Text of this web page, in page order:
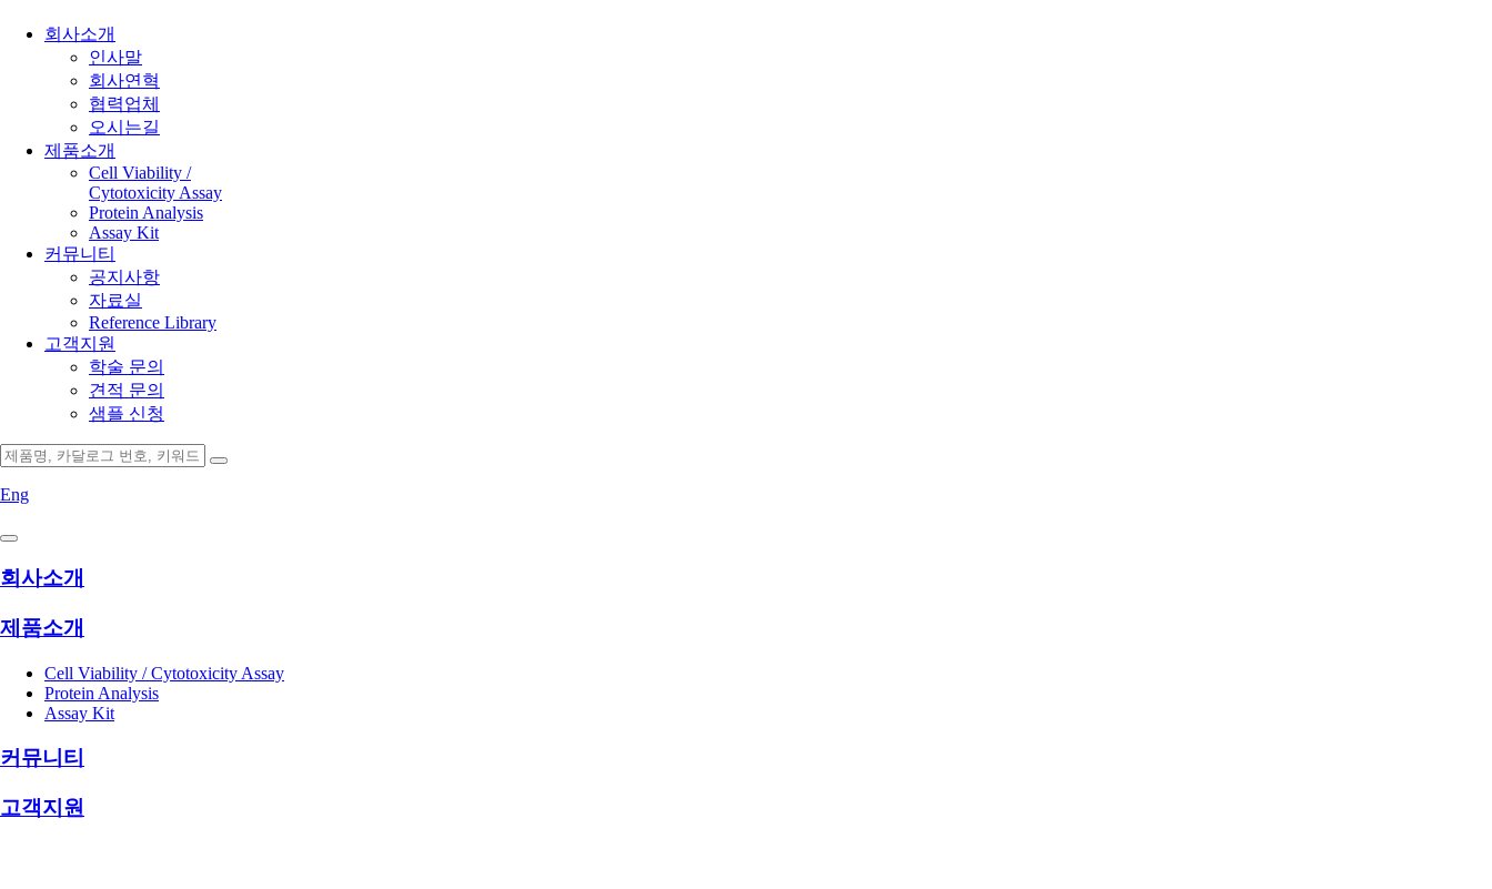
회사소개
인사말
회사연혁
협력업체
오시는길
제품소개
Cell Viability /
Cytotoxicity Assay
Protein Analysis
Assay Kit
커뮤니티
공지사항
자료실
Reference Library
고객지원
학술 문의
견적 문의
샘플 신청
Eng
회사소개
제품소개
Cell Viability /Cytotoxicity Assay
Protein Analysis
Assay Kit
커뮤니티
고객지원